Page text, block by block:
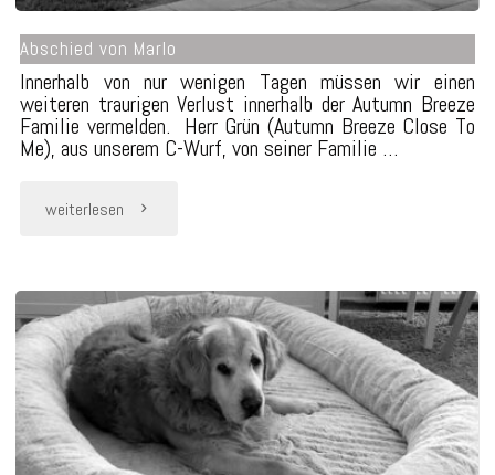
Abschied von Marlo
Innerhalb von nur wenigen Tagen müssen wir einen
weiteren traurigen Verlust innerhalb der Autumn Breeze
Familie vermelden. Herr Grün (Autumn Breeze Close To
Me), aus unserem C-Wurf, von seiner Familie …
weiterlesen "Abschied
Marlo"